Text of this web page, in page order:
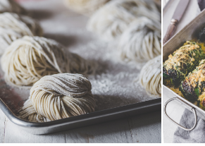
Ramen-Nudeln